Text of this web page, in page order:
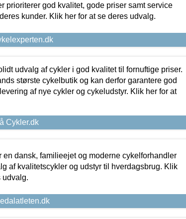
prioriterer god kvalitet, gode priser samt service
kunder. Klik her for at se deres udvalg.
udvalg af cykler i god kvalitet til fornuftige priser.
største cykelbutik og kan derfor garantere god
af nye cykler og cykeludstyr. Klik her for at
Cykler.dk
en dansk, familieejet og moderne cykelforhandler
af kvalitetscykler og udstyr til hverdagsbrug. Klik
udvalg.